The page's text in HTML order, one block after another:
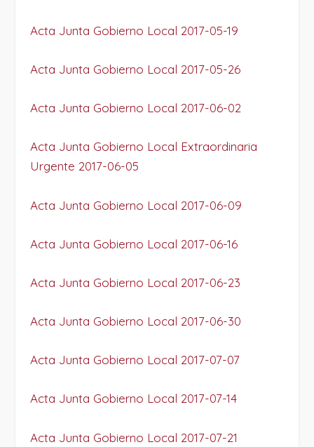
Acta Junta Gobierno Local 2017-05-19
Acta Junta Gobierno Local 2017-05-26
Acta Junta Gobierno Local 2017-06-02
Acta Junta Gobierno Local Extraordinaria
Urgente 2017-06-05
Acta Junta Gobierno Local 2017-06-09
Acta Junta Gobierno Local 2017-06-16
Acta Junta Gobierno Local 2017-06-23
Acta Junta Gobierno Local 2017-06-30
Acta Junta Gobierno Local 2017-07-07
Acta Junta Gobierno Local 2017-07-14
Acta Junta Gobierno Local 2017-07-21